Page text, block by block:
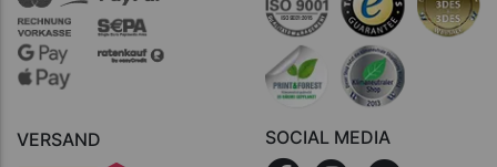
VERSAND SOCIAL MEDIA